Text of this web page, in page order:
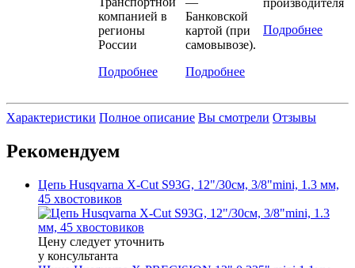
компанией в
регионы
России
Подробнее
Банковской
картой (при
самовывозе).
Подробнее
Подробнее
Характеристики Полное описание Вы смотрели Отзывы
Рекомендуем
Цепь Husqvarna X-Cut S93G, 12"/30см, 3/8"mini, 1.3 мм,
45 хвостовиков
Цену следует уточнить
у консультанта